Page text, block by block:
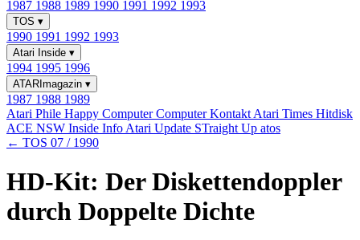
1987 1988 1989 1990 1991 1992 1993
TOS ▾
1990 1991 1992 1993
Atari Inside ▾
1994 1995 1996
ATARImagazin ▾
1987 1988 1989
Atari Phile Happy ComputerComputer Kontakt Atari Times Hitdisk
ACE NSW Inside Info Atari Update STraight Up atos
← TOS 07 / 1990
HD-Kit: Der Diskettendoppler
durch Doppelte Dichte